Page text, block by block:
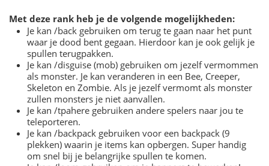
Met deze rank heb je de volgende mogelijkheden:
Je kan /back gebruiken om terug te gaan naar het punt
waar je dood bent gegaan. Hierdoor kan je ook gelijk je
spullen terugpakken.
Je kan /disguise (mob) gebruiken om jezelf vermommen
als monster. Je kan veranderen in een Bee, Creeper,
Skeleton en Zombie. Als je jezelf vermomt als monster
zullen monsters je niet aanvallen.
Je kan /tpahere gebruiken andere spelers naar jou te
teleporteren.
Je kan /backpack gebruiken voor een backpack (9
plekken) waarin je items kan opbergen. Super handig
om snel bij je belangrijke spullen te komen.